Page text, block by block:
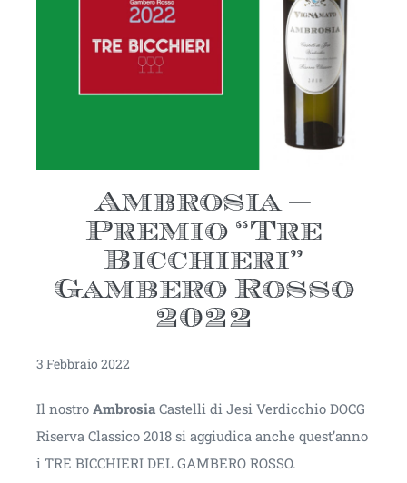
Ambrosia –
Premio “Tre
Bicchieri”
Gambero Rosso
2022
3 Febbraio 2022
Il nostro Ambrosia Castelli di Jesi Verdicchio DOCG
Riserva Classico 2018 si aggiudica anche quest’anno
i TRE BICCHIERI DEL GAMBERO ROSSO.